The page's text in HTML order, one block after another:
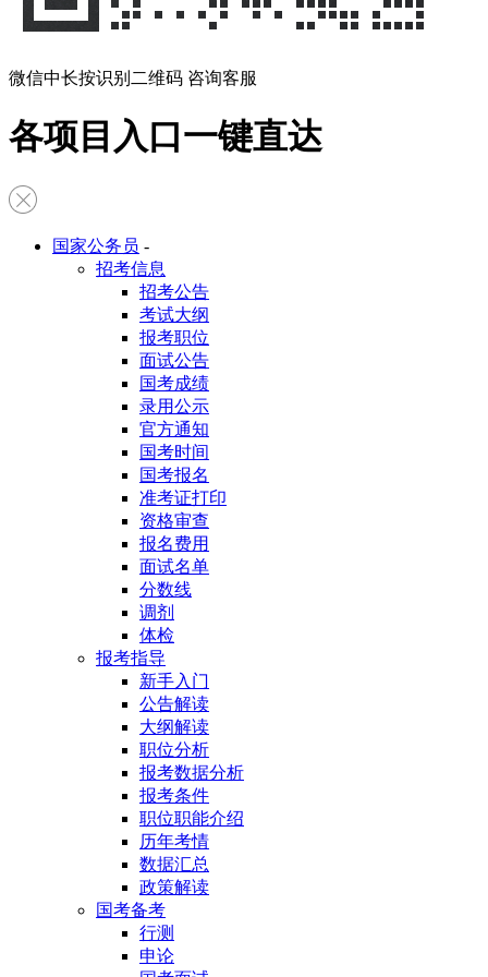
微信中长按识别二维码 咨询客服
各项目入口一键直达
国家公务员 -
招考信息
招考公告
考试大纲
报考职位
面试公告
国考成绩
录用公示
官方通知
国考时间
国考报名
准考证打印
资格审查
报名费用
面试名单
分数线
调剂
体检
报考指导
新手入门
公告解读
大纲解读
职位分析
报考数据分析
报考条件
职位职能介绍
历年考情
数据汇总
政策解读
国考备考
行测
申论